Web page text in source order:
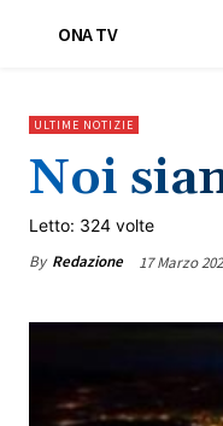
ONA TV
ULTIME NOTIZIE
Noi
Letto: 324 volte
By Redazione 17 Marzo